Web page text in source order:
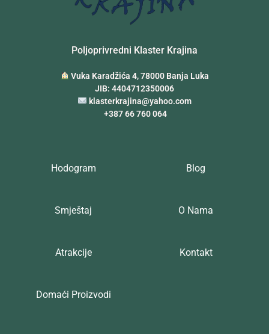
Poljoprivredni Klaster Krajina
Vuka Karadžića 4, 78000 Banja Luka
JIB: 4404712350006
klasterkrajina@yahoo.com
+387 66 760 064
Hodogram
Smještaj
Atrakcije
Domaći Proizvodi
Blog
O Nama
Kontakt